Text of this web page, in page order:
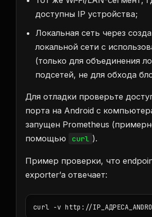
доступны IP устройства;
Локальная сеть через
локальной сети с
(только для объединения
подсетей, не для обхода
Для отладки проверьте
порта на Android с
запущен Prometheus
помощью
curl ).
Пример проверки, что
exporter’а отвечает:
curl -v http://